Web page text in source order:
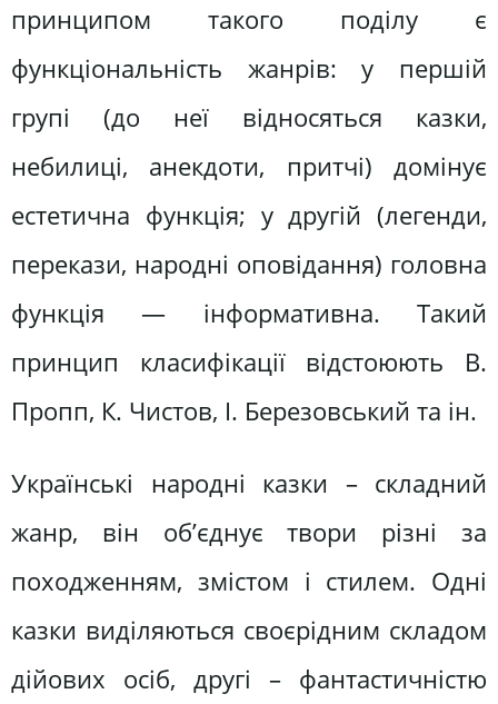
принципом такого поділу є
функціональність жанрів: у першій
групі (до неї відносяться казки,
небилиці, анекдоти, притчі) домінує
естетична функція; у другій (легенди,
перекази, народні оповідання) головна
функція — інформативна. Такий
принцип класифікації відстоюють В.
Пропп, К. Чистов, І. Березовський та ін.
Українські народні казки – складний
жанр, він об’єднує твори різні за
походженням, змістом і стилем. Одні
казки виділяються своєрідним складом
дійових осіб, другі – фантастичністю